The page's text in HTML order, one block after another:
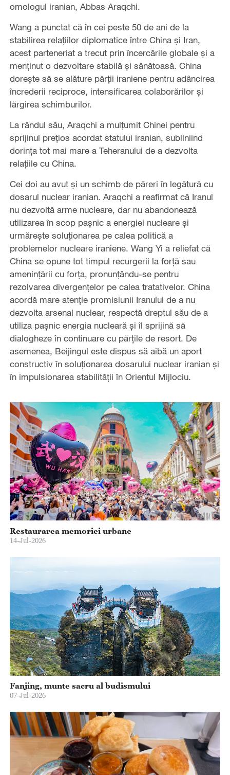
omologul iranian, Abbas Araqchi.
Wang a punctat că în cei peste 50 de ani de la
stabilirea relațiilor diplomatice între China și Iran,
acest parteneriat a trecut prin încercările globale și a
menținut o dezvoltare stabilă și sănătoasă. China
dorește să se alăture părții iraniene pentru adâncirea
încrederii reciproce, intensificarea colaborărilor și
lărgirea schimburilor.
La rândul său, Araqchi a mulțumit Chinei pentru
sprijinul prețios acordat statului iranian, subliniind
dorința tot mai mare a Teheranului de a dezvolta
relațiile cu China.
Cei doi au avut și un schimb de păreri în legătură cu
dosarul nuclear iranian. Araqchi a reafirmat că Iranul
nu dezvoltă arme nucleare, dar nu abandonează
utilizarea în scop pașnic a energiei nucleare și
urmărește soluționarea pe calea politică a
problemelor nucleare iraniene. Wang Yi a reliefat că
China se opune tot timpul recurgerii la forță sau
amenințării cu forța, pronunțându-se pentru
rezolvarea divergențelor pe calea tratativelor. China
acordă mare atenție promisiunii Iranului de a nu
dezvolta arsenal nuclear, respectă dreptul său de a
utiliza pașnic energia nucleară și îl sprijină să
dialogheze în continuare cu părțile de resort. De
asemenea, Beijingul este dispus să aibă un aport
constructiv în soluționarea dosarului nuclear iranian și
în impulsionarea stabilității în Orientul Mijlociu.
Restaurarea memoriei urbane
14-Jul-2026
Fanjing, munte sacru al budismului
07-Jul-2026